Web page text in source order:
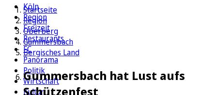
Köln
Region
Freizeit
Restaurants
FC
Panorama
Politik
Wirtschaft
Kultur
Startseite
Region
Oberberg
Gummersbach
Bergisches Land
Gummersbach hat Lust aufs
Schützenfest